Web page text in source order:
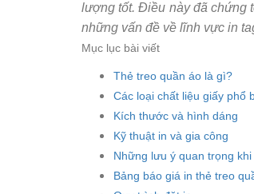
lượng tốt. Điều này đã chứng
những vấn đề về lĩnh vực in
Mục lục bài viết
Thẻ treo quần áo là gì?
Các loại chất liệu giấy phổ
Kích thước và hình dáng
Kỹ thuật in và gia công
Những lưu ý quan trọng
Bảng báo giá in thẻ treo